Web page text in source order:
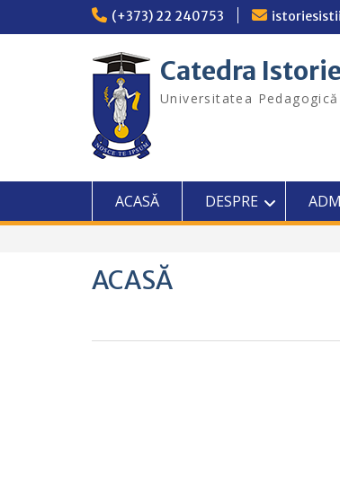
(+373) 22 240753
Catedra
Universitatea
ACASĂ DESPRE
ACASĂ